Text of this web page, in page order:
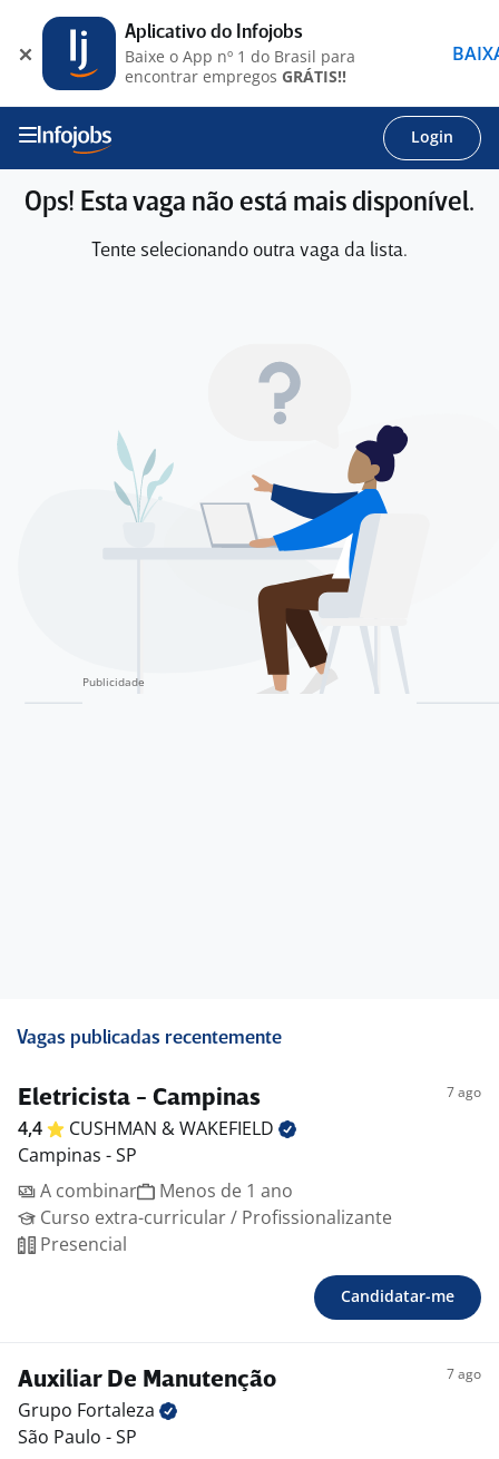
Login
Ops! Esta vaga não está mais disponível.
Tente selecionando outra vaga da lista.
Vagas publicadas recentemente
Eletricista - Campinas 7 ago
4,4 CUSHMAN &WAKEFIELD
Campinas - SP
A combinar
Menos de 1 ano
Curso extra-curricular / Profissionalizante
Presencial
Candidatar-me
Auxiliar De Manutenção 7 ago
Grupo Fortaleza
São Paulo - SP
Aplicativo do Infojobs
Baixe o App nº 1 do Brasil para
encontrar empregos GRÁTIS!!